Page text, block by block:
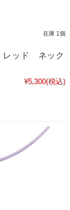
在庫 1個
ッド ネック
¥5,300(税込)